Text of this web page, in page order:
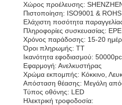
Χώρος προέλευσης:
Πιστοποίηση: ISO9001 & ROHS
Ελάχιστη ποσότητα
Πληροφορίες συσκευασίας:
Χρόνος παράδοσης: 15-20
Όροι πληρωμής: TT
Ικανότητα εφοδιασμού:
Εφαρμογή: Ανελκυστήρας
Χρώμα εκπομπής: Κόκκινο,
Απόσταση θέασης: Μεγάλη
Τύπος οθόνης: LED
Ηλεκτρική τροφοδοσία: